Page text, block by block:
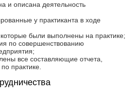
и описана деятельность
у практиканта в ходе
были выполнены на практике;
по совершенствованию
все составляющие отчета,
практике.